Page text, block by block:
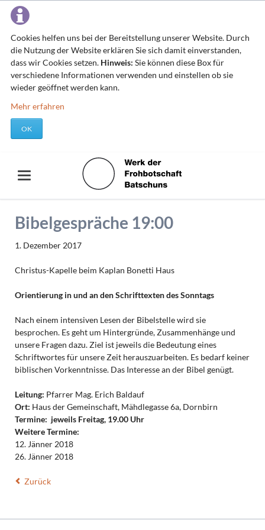
Cookies helfen uns bei der Bereitstellung unserer Website. Durch
die Nutzung der Website erklären Sie sich damit einverstanden,
dass wir Cookies setzen. Hinweis: Sie können diese Box für
verschiedene Informationen verwenden und einstellen ob sie
wieder geöffnet werden kann.
Mehr erfahren
OK
Bibelgespräche 19:00
1. Dezember 2017
Christus-Kapelle beim Kaplan Bonetti Haus
Orientierung in und an den Schrifttexten des Sonntags
Nach einem intensiven Lesen der Bibelstelle wird sie
besprochen. Es geht um Hintergründe, Zusammenhänge und
unsere Fragen dazu. Ziel ist jeweils die Bedeutung eines
Schriftwortes für unsere Zeit herauszuarbeiten. Es bedarf keiner
biblischen Vorkenntnisse. Das Interesse an der Bibel genügt.
Leitung: Pfarrer Mag. Erich Baldauf
Ort: Haus der Gemeinschaft, Mähdlegasse 6a, Dornbirn
Termine: jeweils Freitag, 19.00 Uhr
Weitere Termine:
12. Jänner 2018
26. Jänner 2018
Zurück